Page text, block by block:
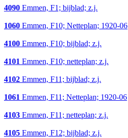
4090 Emmen, F1; bijblad; z.j.
1060 Emmen, F10; Netteplan; 1920-06
4100 Emmen, F10; bijblad; z.j.
4101 Emmen, F10; netteplan; z.j.
4102 Emmen, F11; bijblad; z.j.
1061 Emmen, F11; Netteplan; 1920-06
4103 Emmen, F11; netteplan; z.j.
4105 Emmen, F12; bijblad; z.j.